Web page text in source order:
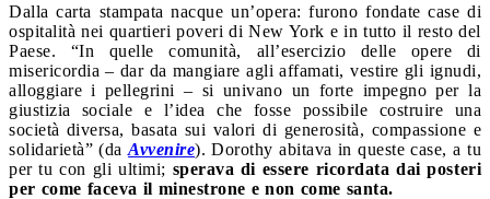
Dalla carta stampata nacque un’opera: furono fondate case di
ospitalità nei quartieri poveri di New York e in tutto il resto del
Paese. “In quelle comunità, all’esercizio delle opere di
misericordia – dar da mangiare agli affamati, vestire gli ignudi,
alloggiare i pellegrini – si univano un forte impegno per la
giustizia sociale e l’idea che fosse possibile costruire una
società diversa, basata sui valori di generosità, compassione e
solidarietà” (daAvvenire). Dorothy abitava in queste case, a tu
per tu con gli ultimi; sperava di essere ricordata dai posteri
per come faceva il minestrone e non come santa.